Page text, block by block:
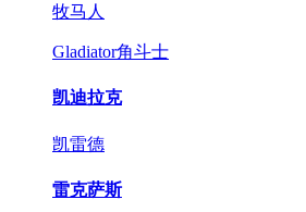
牧马人
Gladiator角斗士
凯迪拉克
凯雷德
雷克萨斯